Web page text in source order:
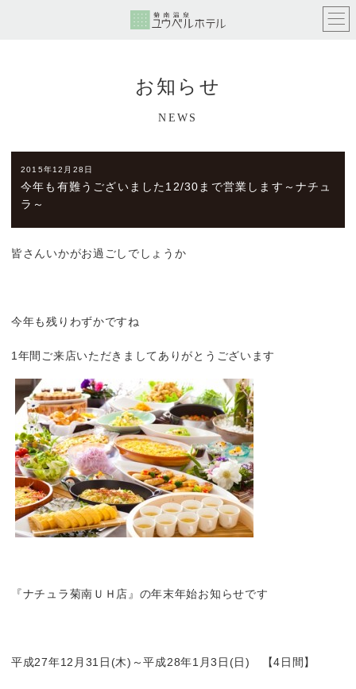
お知らせ
NEWS
2015年12月28日
今年も有難うございました12/30まで営業します～ナチュ
ラ～
皆さんいかがお過ごしでしょうか
今年も残りわずかですね
1年間ご来店いただきましてありがとうございます
『ナチュラ菊南ＵＨ店』の年末年始お知らせです
平成27年12月31日(木)～平成28年1月3日(日) 【4日間】